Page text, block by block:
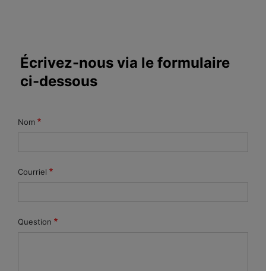
Écrivez-nous via le formulaire
ci-dessous
Nom
Courriel
Question